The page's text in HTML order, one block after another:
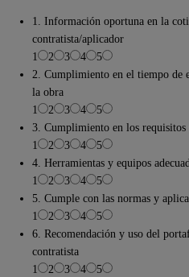
1. Información oportuna en la
contratista/aplicador
1
2 3 4
5
2. Cumplimiento en el tiempo de
la obra
1
2 3 4
5
3. Cumplimiento en los
1
2 3 4
5
4. Herramientas y equipos
1
2 3 4
5
5. Cumple con las normas y
1
2 3 4
5
6. Recomendación y uso del
contratista
1
2 3 4
5